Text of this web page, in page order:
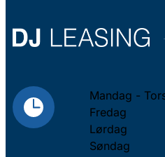
Mandag -
Fredag
Lørdag
Søndag